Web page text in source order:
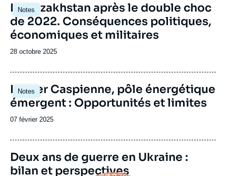
Notes
Image
principale
Le Kazakhstan après le double choc
de 2022. Conséquences politiques,
économiques et militaires
Date
publication
28 octobre 2025
Notes
Image
principale
La mer Caspienne, pôle énergétique
émergent : Opportunités et limites
Date
publication
07 février 2025
URL
de
Spotify
Deux ans de guerre en Ukraine :
bilan et perspectives